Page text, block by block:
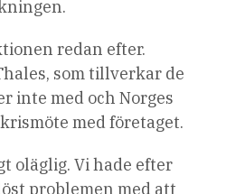
redan efter.
som tillverkar de
inte med och Norges
med företaget.
oläglig. Vi hade efter
problemen med att